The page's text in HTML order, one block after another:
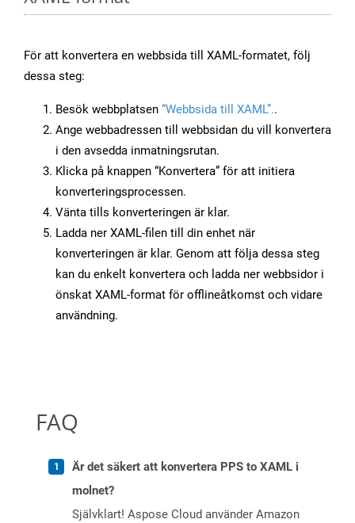
För att konvertera en webbsida till XAML-formatet, följ
dessa steg:
Besök webbplatsen “Webbsida till XAML”..
Ange webbadressen till webbsidan du vill konvertera
i den avsedda inmatningsrutan.
Klicka på knappen “Konvertera” för att initiera
konverteringsprocessen.
Vänta tills konverteringen är klar.
Ladda ner XAML-filen till din enhet när
konverteringen är klar. Genom att följa dessa steg
kan du enkelt konvertera och ladda ner webbsidor i
önskat XAML-format för offlineåtkomst och vidare
användning.
FAQ
Är det säkert att konvertera PPS to XAML i
molnet?
Självklart! Aspose Cloud använder Amazon